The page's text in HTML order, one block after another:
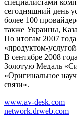
сегодняшний день
более 100
также Украины,
По итогам 2007
«продуктом-
В сентябре 2008
Золотую Медаль
«Оригинальное
связи».
www.av-desk.com
network.drweb.com